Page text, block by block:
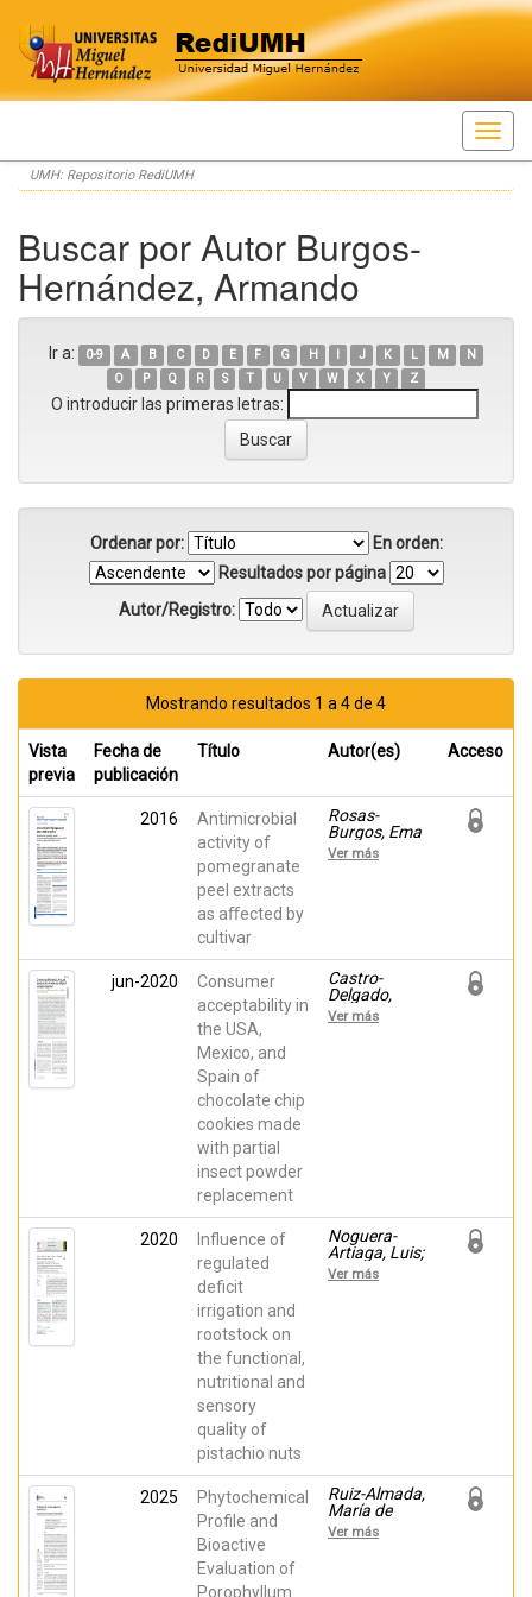
Skip
navigation
UMH: Repositorio RediUMH
Buscar por Autor Burgos-
Hernández, Armando
Ir a: 0-9 A B C D E F G H I J K L M
N
O
P Q R S T U V W X Y Z
O introducir las primeras letras:
Ordenar por:
En orden:
Resultados por página
Autor/Registro:
Mostrando resultados 1 a 4 de 4
Vista
previa
Fecha de
publicación
Título Autor(es) Acceso
2016
Antimicrobial
activity of
pomegranate
peel extracts
as aﬀected by
cultivar
Rosas-
Burgos, Ema
C.; Burgos-
Hernández,
Hernández-
García,
Francisca;
Cárdenas-
Ver más
jun-2020
Consumer
acceptability in
the USA,
Mexico, and
Spain of
chocolate chip
cookies made
with partial
insect powder
replacement
Castro-
Delgado,
Mauricio;
Chambers IV,
Armando
Ver más
2020
Influence of
regulated
deficit
irrigation and
rootstock on
the functional,
nutritional and
sensory
quality of
pistachio nuts
Noguera-
Artiaga, Luis;
Sánchez-
Bravo, Paola;
Ver más
2025
Phytochemical
Profile and
Bioactive
Evaluation of
Porophyllum
Ruiz-Almada,
María de
Guadalupe;
Plascencia-
Ver más